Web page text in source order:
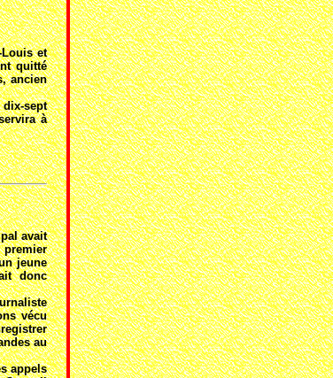
Louis et
quitté
ancien
sept
à
avait
premier
jeune
donc
vécu
au
appels